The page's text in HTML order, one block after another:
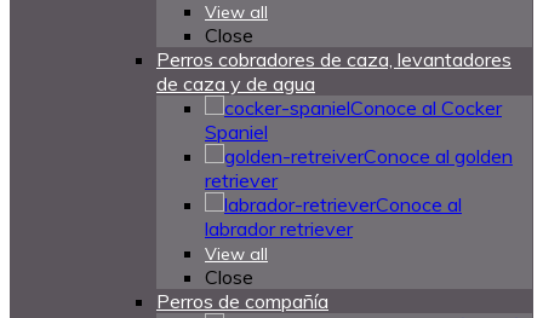
View all
Close
Perros cobradores de caza, levantadores
de caza y de agua
Conoce al Cocker
Spaniel
Conoce al golden
retriever
Conoce al
labrador retriever
View all
Close
Perros de compañía